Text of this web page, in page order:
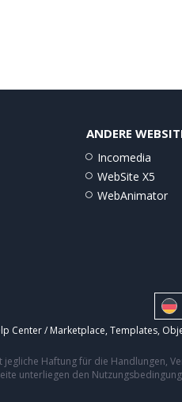
ANDERE
Incomedia
WebSite X5
WebAnimator
Center / Marketplace, Templates,
Haftung für die Handlungen,
unterliegen den